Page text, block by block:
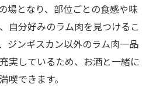
場となり、部位ごとの食感や味
自分好みのラム肉を見つけるこ
ジンギスカン以外のラム肉一品
実しているため、お酒と一緒に
喫できます。